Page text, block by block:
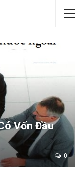
Vốn Đầu
0